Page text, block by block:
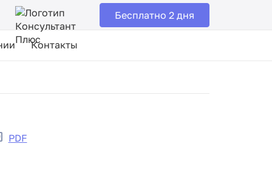
Бесплатно 2 дня
Контакты
PDF